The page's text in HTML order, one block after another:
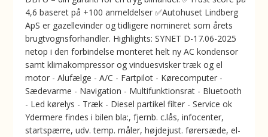
4,6 baseret på +100 anmeldelser ✅Autohuset Lindberg
ApS er gazellevinder og tidligere nomineret som årets
brugtvognsforhandler. Highlights: SYNET D-17.06-2025
netop i den forbindelse monteret helt ny AC kondensor
samt klimakompressor og vinduesvisker træk og el
motor - Alufælge - A/C - Fartpilot - Kørecomputer -
Sædevarme - Navigation - Multifunktionsrat - Bluetooth
- Led kørelys - Træk - Diesel partikel filter - Service ok
Ydermere findes i bilen bla:, fjernb. c.lås, infocenter,
startspærre, udv. temp. måler, højdejust. førersæde, el-